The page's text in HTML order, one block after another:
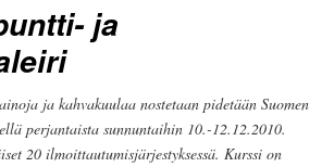
ja
ja kahvakuulaa nostetaan pidetään Suomen
perjantaista sunnuntaihin 10.-12.12.2010.
20 ilmoittautumisjärjestyksessä. Kurssi on